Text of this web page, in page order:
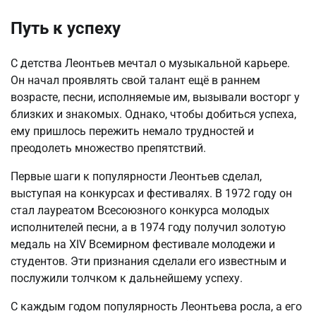
Путь к успеху
С детства Леонтьев мечтал о музыкальной карьере.
Он начал проявлять свой талант ещё в раннем
возрасте, песни, исполняемые им, вызывали восторг у
близких и знакомых. Однако, чтобы добиться успеха,
ему пришлось пережить немало трудностей и
преодолеть множество препятствий.
Первые шаги к популярности Леонтьев сделал,
выступая на конкурсах и фестивалях. В 1972 году он
стал лауреатом Всесоюзного конкурса молодых
исполнителей песни, а в 1974 году получил золотую
медаль на XIV Всемирном фестивале молодежи и
студентов. Эти признания сделали его известным и
послужили толчком к дальнейшему успеху.
С каждым годом популярность Леонтьева росла, а его